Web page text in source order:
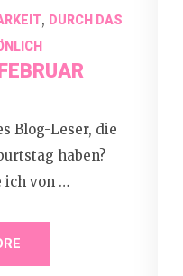
, DURCH DAS
Blog-Leser, die
haben?
ich von …